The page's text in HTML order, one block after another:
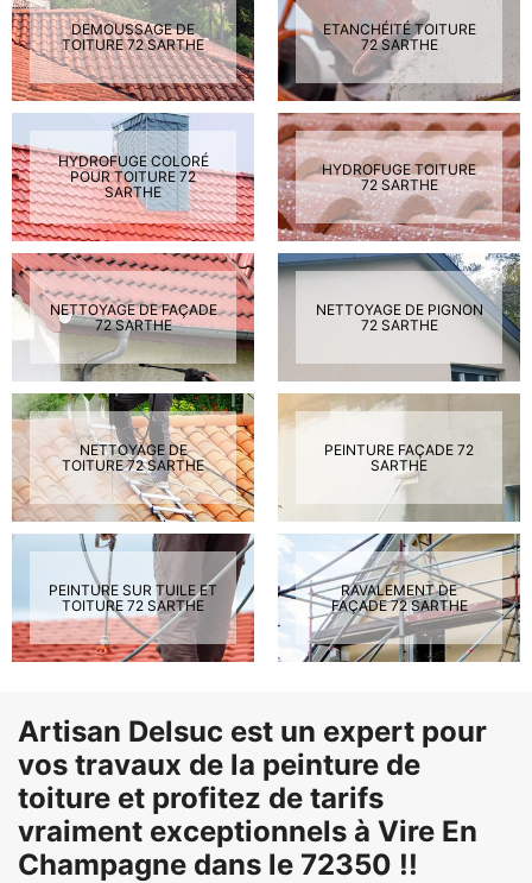
DEMOUSSAGE DE
TOITURE 72 SARTHE
ETANCHÉITÉ TOITURE
72 SARTHE
HYDROFUGE COLORÉ
POUR TOITURE 72
SARTHE
HYDROFUGE TOITURE
72 SARTHE
NETTOYAGE DE FAÇADE
72 SARTHE
NETTOYAGE DE PIGNON
72 SARTHE
NETTOYAGE DE
TOITURE 72 SARTHE
PEINTURE FAÇADE 72
SARTHE
PEINTURE SUR TUILE ET
TOITURE 72 SARTHE
RAVALEMENT DE
FAÇADE 72 SARTHE
Artisan Delsuc est un expert pour
vos travaux de la peinture de
toiture et profitez de tarifs
vraiment exceptionnels à Vire En
Champagne dans le 72350 !!